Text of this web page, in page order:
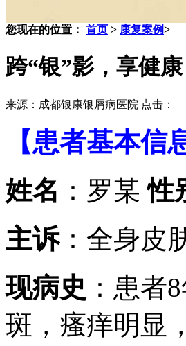
您现在的位置： 首页 > 康复案例>
跨“银”影，享健康
来源：成都银康银屑病医院 点击：
【患者基本信
姓名 ：罗某性
主诉：全身皮
现病史 ：患者
斑，瘙痒明显